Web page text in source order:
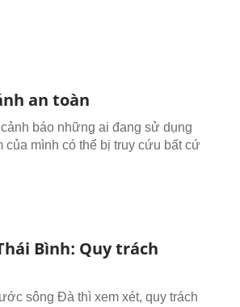
an toàn
báo những ai đang sử dụng
mình có thể bị truy cứu bất cứ
Bình: Quy trách
sông Đà thì xem xét, quy trách